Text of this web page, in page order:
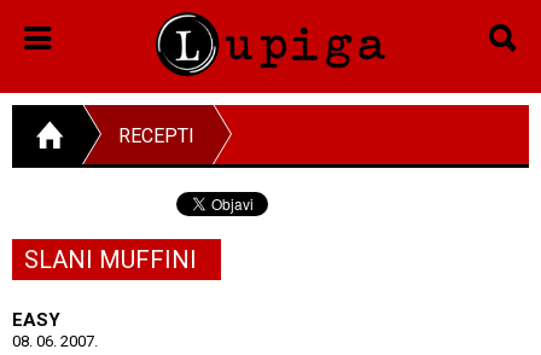
RECEPTI
SLANI MUFFINI
EASY
08. 06. 2007.